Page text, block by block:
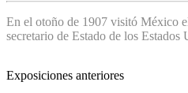
En el otoño de 1907 visitó México
secretario de Estado de los
Exposiciones anteriores